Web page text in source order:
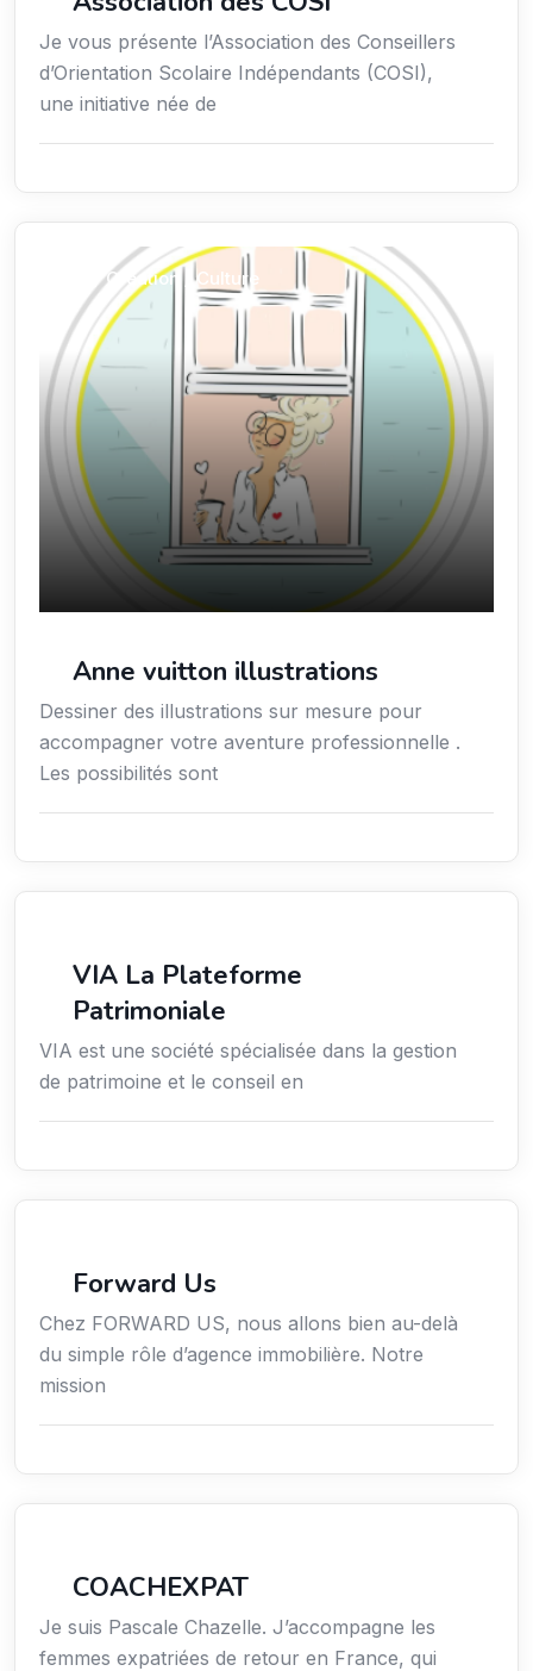
Je vous présente l’Association des Conseillers
d’Orientation Scolaire Indépendants (COSI),
une initiative née de
Arts / Création / Culture
Anne vuitton illustrations
Dessiner des illustrations sur mesure pour
accompagner votre aventure professionnelle .
Les possibilités sont
VIA La Plateforme
Patrimoniale
VIA est une société spécialisée dans la gestion
de patrimoine et le conseil en
Forward Us
Chez FORWARD US, nous allons bien au-delà
du simple rôle d’agence immobilière. Notre
mission
COACHEXPAT
Je suis Pascale Chazelle. J’accompagne les
femmes expatriées de retour en France, qui